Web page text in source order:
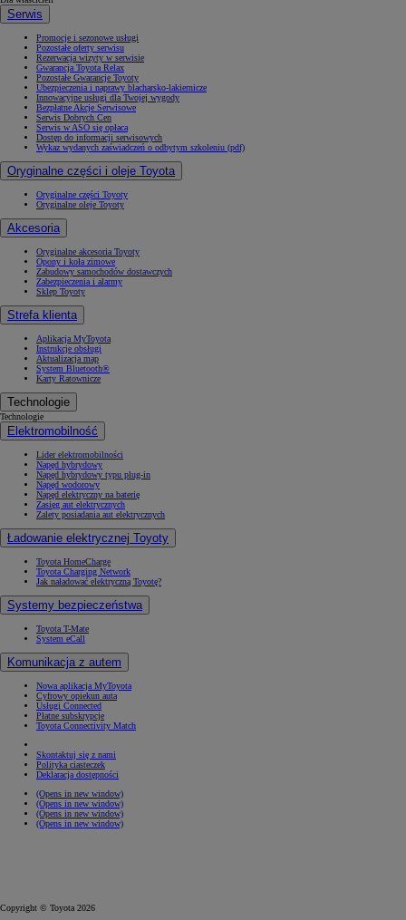
Serwis
Promocje i sezonowe usługi
Pozostałe oferty serwisu
Rezerwacja wizyty w serwisie
Gwarancja Toyota Relax
Pozostałe Gwarancje Toyoty
Ubezpieczenia i naprawy blacharsko-lakiernicze
Innowacyjne usługi dla Twojej wygody
Bezpłatne Akcje Serwisowe
Serwis Dobrych Cen
Serwis w ASO się opłaca
Dostęp do informacji serwisowych
Wykaz wydanych zaświadczeń o odbytym szkoleniu (pdf)
Oryginalne części i oleje Toyota
Oryginalne części Toyoty
Oryginalne oleje Toyoty
Akcesoria
Oryginalne akcesoria Toyoty
Opony i koła zimowe
Zabudowy samochodów dostawczych
Zabezpieczenia i alarmy
Sklep Toyoty
Strefa klienta
Aplikacja MyToyota
Instrukcje obsługi
Aktualizacja map
System Bluetooth®
Karty Ratownicze
Technologie
Technologie
Elektromobilność
Lider elektromobilności
Napęd hybrydowy
Napęd hybrydowy typu plug-in
Napęd wodorowy
Napęd elektryczny na baterię
Zasięg aut elektrycznych
Zalety posiadania aut elektrycznych
Ładowanie elektrycznej Toyoty
Toyota HomeCharge
Toyota Charging Network
Jak naładować elektryczną Toyotę?
Systemy bezpieczeństwa
Toyota T-Mate
System eCall
Komunikacja z autem
Nowa aplikacja MyToyota
Cyfrowy opiekun auta
Usługi Connected
Płatne subskrypcje
Toyota Connectivity Match
Skontaktuj się z nami
Polityka ciasteczek
Deklaracja dostępności
(Opens in new window)
(Opens in new window)
(Opens in new window)
(Opens in new window)
Copyright © Toyota 2026